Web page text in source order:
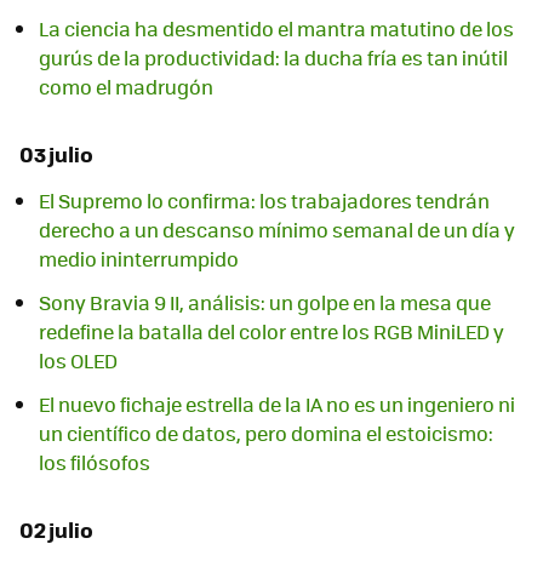
La ciencia ha desmentido el mantra matutino de los
gurús de la productividad: la ducha fría es tan inútil
como el madrugón
03 julio
El Supremo lo confirma: los trabajadores tendrán
derecho a un descanso mínimo semanal de un día y
medio ininterrumpido
Sony Bravia 9 II, análisis: un golpe en la mesa que
redefine la batalla del color entre los RGB MiniLED y
los OLED
El nuevo fichaje estrella de la IA no es un ingeniero ni
un científico de datos, pero domina el estoicismo:
los filósofos
02 julio